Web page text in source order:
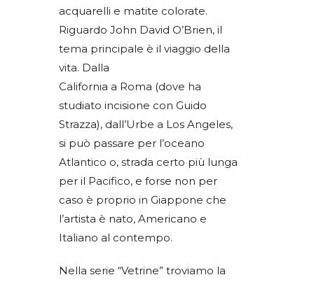
acquarelli e matite colorate.
Riguardo John David O’Brien, il
tema principale è il viaggio della
vita. Dalla
California a Roma (dove ha
studiato incisione con Guido
Strazza), dall’Urbe a Los Angeles,
si può passare per l’oceano
Atlantico o, strada certo più lunga
per il Pacifico, e forse non per
caso è proprio in Giappone che
l’artista è nato, Americano e
Italiano al contempo.
Nella serie “Vetrine” troviamo la